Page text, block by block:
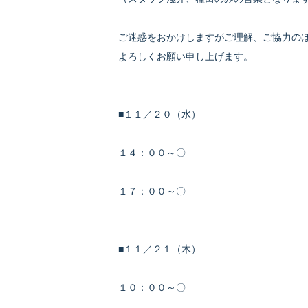
ご迷惑をおかけしますがご理解、ご協力の
よろしくお願い申し上げます。
■１１／２０（水）
１４：００～〇
１７：００～〇
■１１／２１（木）
１０：００～〇